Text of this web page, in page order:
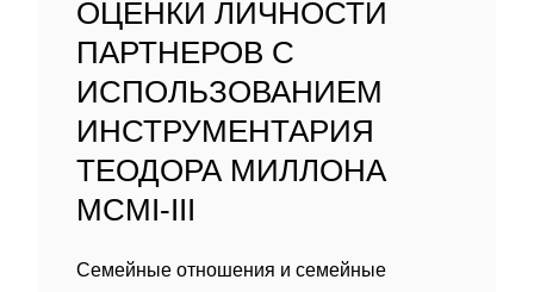
ОЦЕНКИ ЛИЧНОСТИ
ПАРТНЕРОВ С
ИСПОЛЬЗОВАНИЕМ
ИНСТРУМЕНТАРИЯ
ТЕОДОРА МИЛЛОНА
MCMI-III
Семейные отношения и семейные